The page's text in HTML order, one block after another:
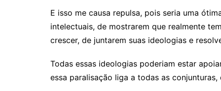
E isso me causa repulsa, pois seria uma
intelectuais, de mostrarem que realmente
crescer, de juntarem suas ideologias e
Todas essas ideologias poderiam estar
essa paralisação liga a todas as